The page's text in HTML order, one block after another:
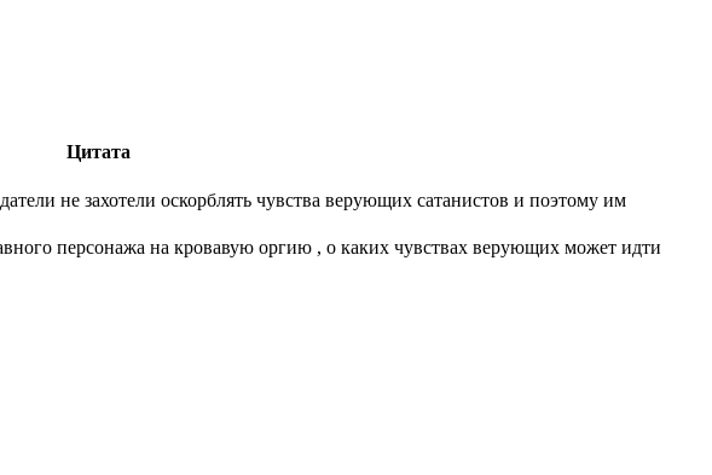
Цитата
не захотели оскорблять чувства верующих сатанистов и поэтому им
персонажа на кровавую оргию , о каких чувствах верующих может идти